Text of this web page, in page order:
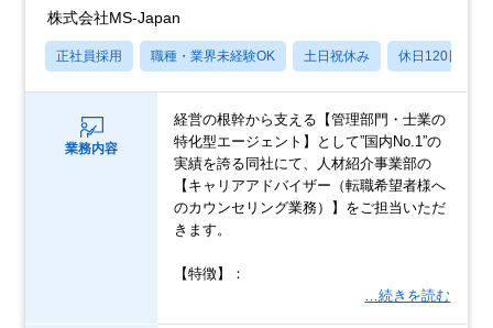
株式会社MS-Japan
正社員採用 職種・業界未経験OK 土日祝休み 休日120日以上
業務内容
経営の根幹から支える【管理部門・士業の
特化型エージェント】として”国内No.1”の
実績を誇る同社にて、人材紹介事業部の
【キャリアアドバイザー（転職希望者様へ
のカウンセリング業務）】をご担当いただ
きます。
【特徴】：
…続きを読む